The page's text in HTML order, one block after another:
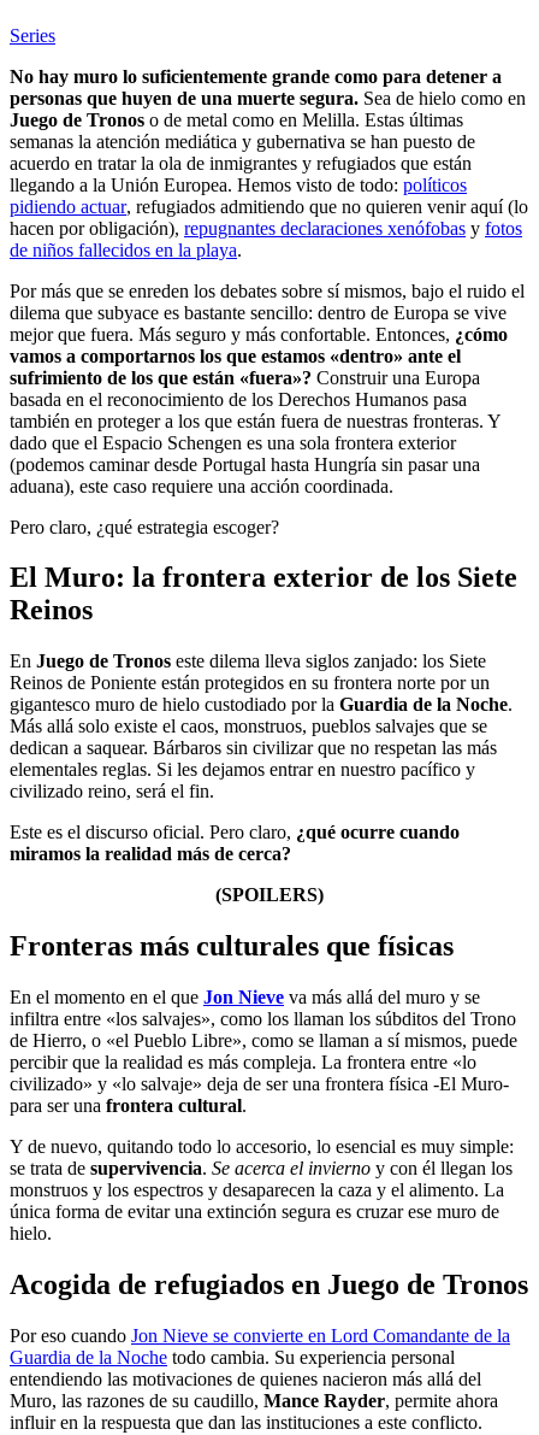
Series
No hay muro lo suficientemente grande como para detener a
personas que huyen de una muerte segura. Sea de hielo como en
Juego de Tronos o de metal como en Melilla. Estas últimas
semanas la atención mediática y gubernativa se han puesto de
acuerdo en tratar la ola de inmigrantes y refugiados que están
llegando a la Unión Europea. Hemos visto de todo: políticos
pidiendo actuar, refugiados admitiendo que no quieren venir aquí (lo
hacen por obligación), repugnantes declaraciones xenófobas y fotos
de niños fallecidos en la playa.
Por más que se enreden los debates sobre sí mismos, bajo el ruido el
dilema que subyace es bastante sencillo: dentro de Europa se vive
mejor que fuera. Más seguro y más confortable. Entonces, ¿cómo
vamos a comportarnos los que estamos «dentro» ante el
sufrimiento de los que están «fuera»? Construir una Europa
basada en el reconocimiento de los Derechos Humanos pasa
también en proteger a los que están fuera de nuestras fronteras. Y
dado que el Espacio Schengen es una sola frontera exterior
(podemos caminar desde Portugal hasta Hungría sin pasar una
aduana), este caso requiere una acción coordinada.
Pero claro, ¿qué estrategia escoger?
El Muro: la frontera exterior de los Siete
Reinos
En Juego de Tronos este dilema lleva siglos zanjado: los Siete
Reinos de Poniente están protegidos en su frontera norte por un
gigantesco muro de hielo custodiado por la Guardia de la Noche.
Más allá solo existe el caos, monstruos, pueblos salvajes que se
dedican a saquear. Bárbaros sin civilizar que no respetan las más
elementales reglas. Si les dejamos entrar en nuestro pacífico y
civilizado reino, será el fin.
Este es el discurso oficial. Pero claro, ¿qué ocurre cuando
miramos la realidad más de cerca?
(SPOILERS)
Fronteras más culturales que físicas
En el momento en el que Jon Nieve va más allá del muro y se
infiltra entre «los salvajes», como los llaman los súbditos del Trono
de Hierro, o «el Pueblo Libre», como se llaman a sí mismos, puede
percibir que la realidad es más compleja. La frontera entre «lo
civilizado» y «lo salvaje» deja de ser una frontera física -El Muro-
para ser una frontera cultural.
Y de nuevo, quitando todo lo accesorio, lo esencial es muy simple:
se trata de supervivencia. Se acerca el invierno y con él llegan los
monstruos y los espectros y desaparecen la caza y el alimento. La
única forma de evitar una extinción segura es cruzar ese muro de
hielo.
Acogida de refugiados en Juego de Tronos
Por eso cuando Jon Nieve se convierte en Lord Comandante de la
Guardia de la Noche todo cambia. Su experiencia personal
entendiendo las motivaciones de quienes nacieron más allá del
Muro, las razones de su caudillo, Mance Rayder, permite ahora
influir en la respuesta que dan las instituciones a este conflicto.